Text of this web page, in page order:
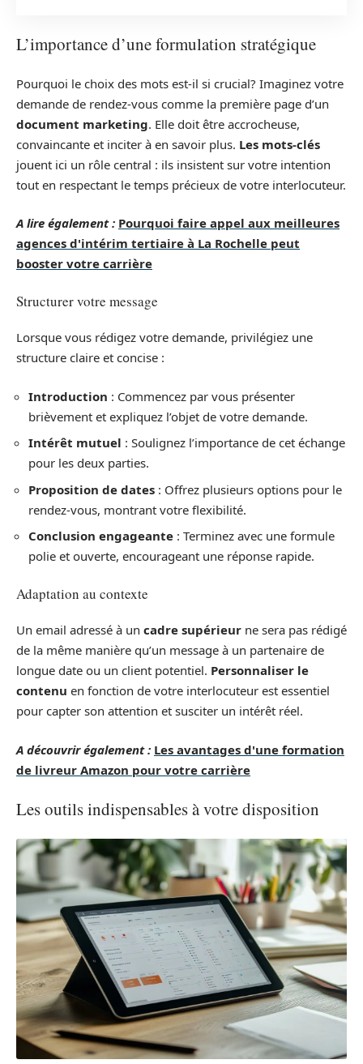
L’importance d’une formulation stratégique
Pourquoi le choix des mots est-il si crucial? Imaginez votre
demande de rendez-vous comme la première page d’un
document marketing. Elle doit être accrocheuse,
convaincante et inciter à en savoir plus. Les mots-clés
jouent ici un rôle central : ils insistent sur votre intention
tout en respectant le temps précieux de votre interlocuteur.
A lire également : Pourquoi faire appel aux meilleures
agences d'intérim tertiaire à La Rochelle peut
booster votre carrière
Structurer votre message
Lorsque vous rédigez votre demande, privilégiez une
structure claire et concise :
Introduction : Commencez par vous présenter
brièvement et expliquez l’objet de votre demande.
Intérêt mutuel : Soulignez l’importance de cet échange
pour les deux parties.
Proposition de dates : Offrez plusieurs options pour le
rendez-vous, montrant votre flexibilité.
Conclusion engageante : Terminez avec une formule
polie et ouverte, encourageant une réponse rapide.
Adaptation au contexte
Un email adressé à un cadre supérieur ne sera pas rédigé
de la même manière qu’un message à un partenaire de
longue date ou un client potentiel. Personnaliser le
contenu en fonction de votre interlocuteur est essentiel
pour capter son attention et susciter un intérêt réel.
A découvrir également : Les avantages d'une formation
de livreur Amazon pour votre carrière
Les outils indispensables à votre disposition